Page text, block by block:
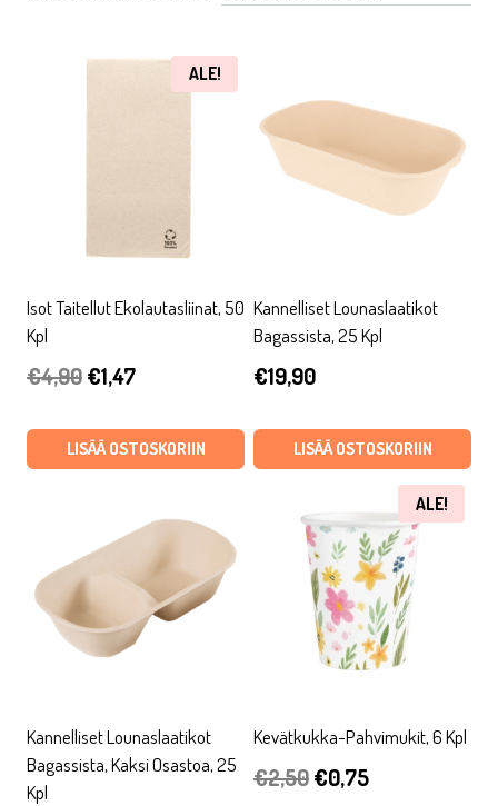
ALE!
Isot Taitellut Ekolautasliinat, 50
Kpl
€4,90Alkuperäinen
oli:
€1,47Nykyinen
on:
LISÄÄ OSTOSKORIIN
Kannelliset Lounaslaatikot
Bagassista, 25 Kpl
€19,90
LISÄÄ OSTOSKORIIN
Kannelliset Lounaslaatikot
Bagassista, Kaksi Osastoa, 25
Kpl
ALE!
Kevätkukka-Pahvimukit, 6 Kpl
€2,50Alkuperäinen
€0,75Nykyinen